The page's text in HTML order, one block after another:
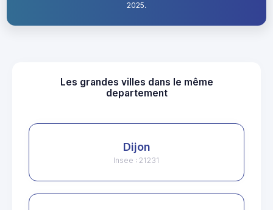
2025.
Les grandes villes dans le même
departement
Dijon
Insee : 21231